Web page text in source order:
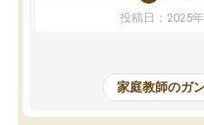
を開いてzoomを繋げるように
た！5科目なんでもOKなのも
めて1年ほどだった今では平
科目が増えてきました！あと
であるので無料の週末教室を
投稿日：2025
家庭教師のガ